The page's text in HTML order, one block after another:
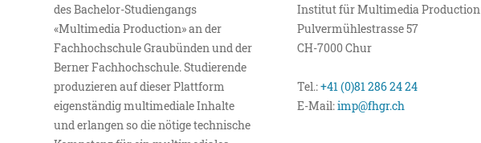
des Bachelor-Studiengangs
«Multimedia Production» an der
Fachhochschule Graubünden und der
Berner Fachhochschule. Studierende
produzieren auf dieser Plattform
eigenständig multimediale Inhalte
und erlangen so die nötige technische
Institut für Multimedia Production
Pulvermühlestrasse 57
CH-7000 Chur
Tel.:+41 (0)81 286 24 24
E-Mail:imp@fhgr.ch